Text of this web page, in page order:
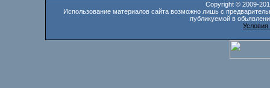
Copyright © 2009-
Использование материалов сайта возможно лишь с
публикуемой в
Условия